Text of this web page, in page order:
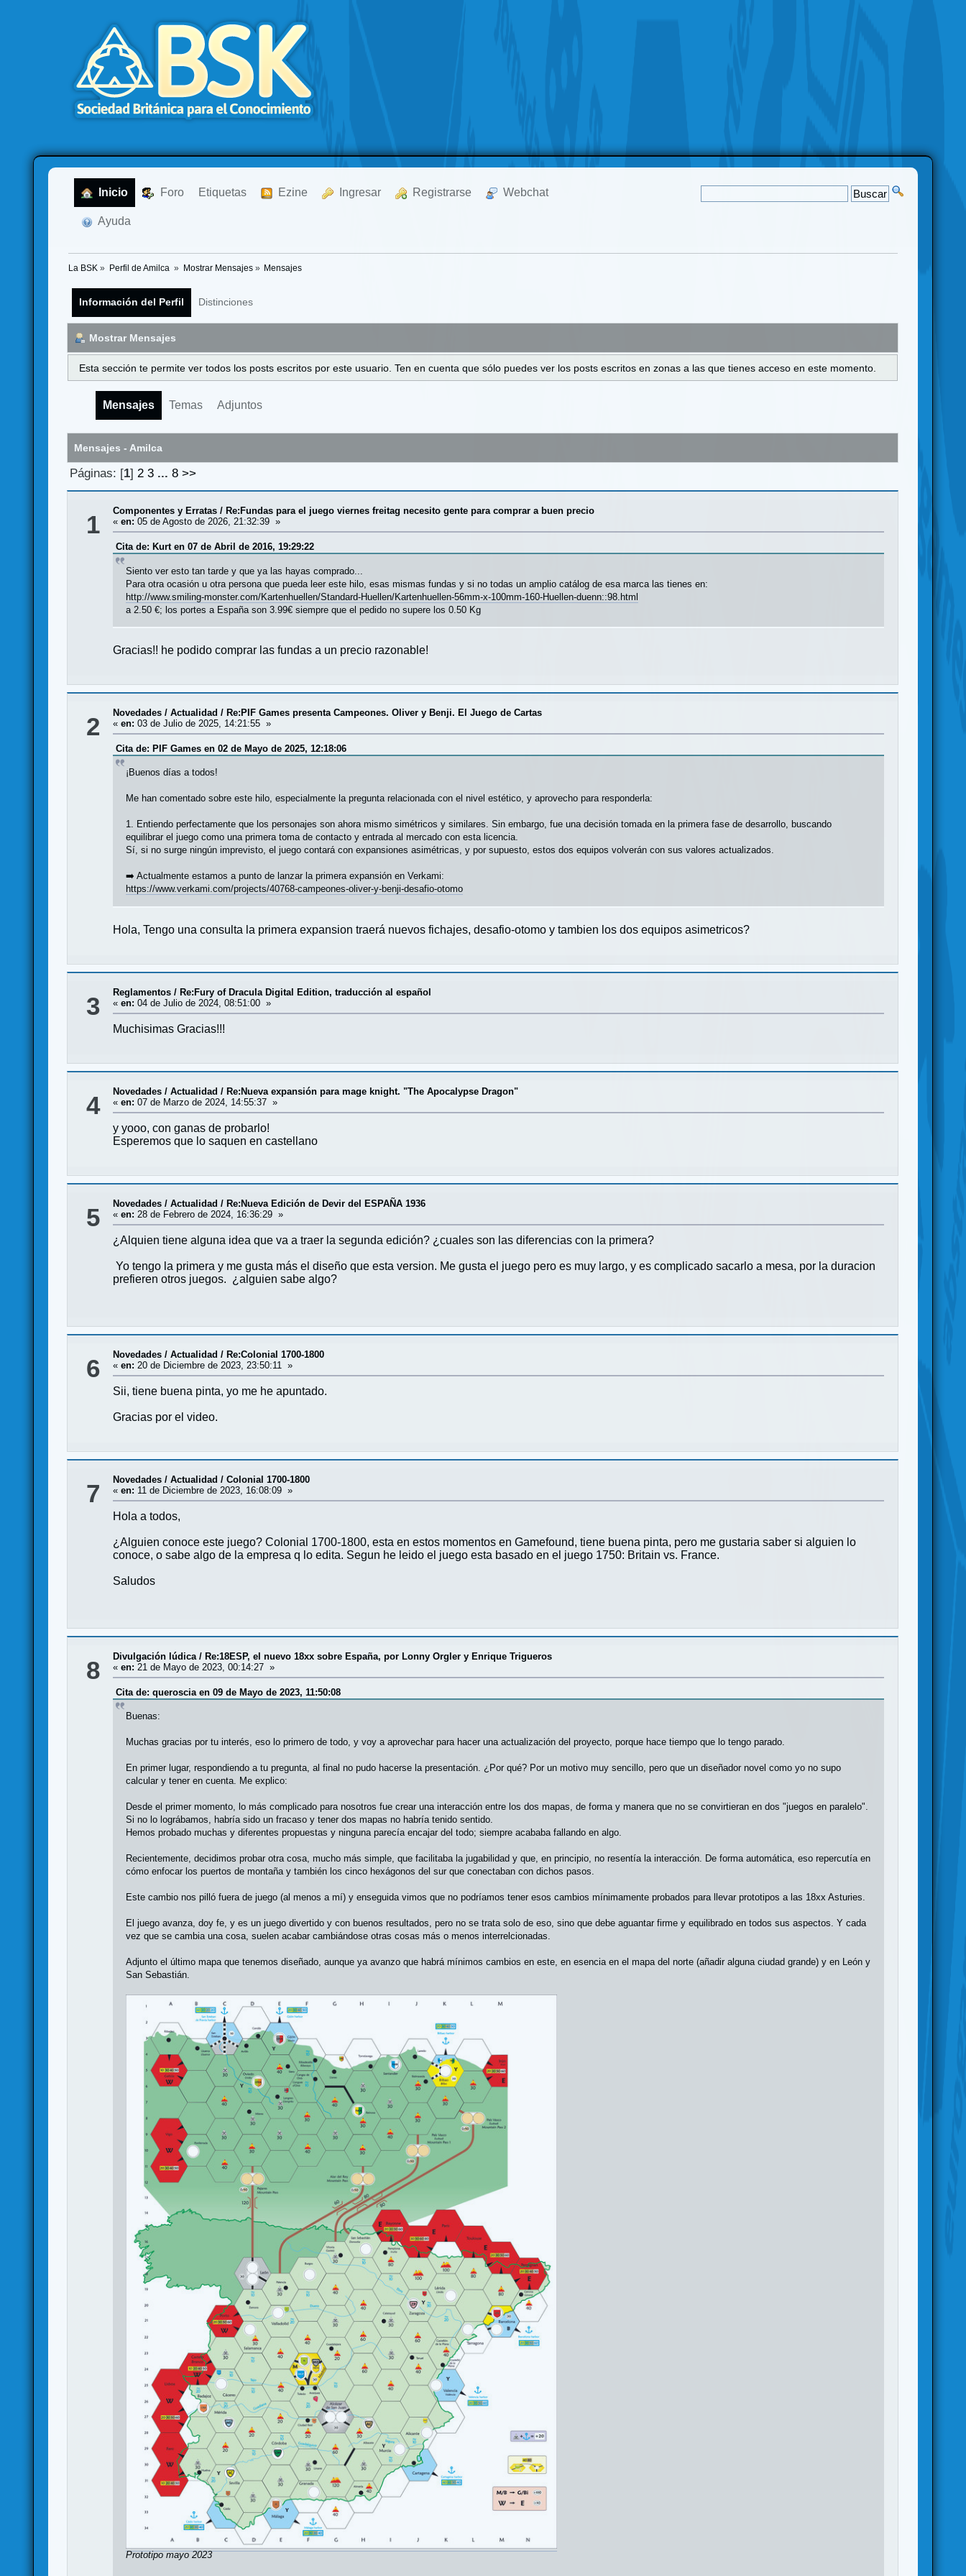
Inicio Foro Etiquetas Ezine Ingresar Registrarse Webchat
Ayuda
La BSK » Perfil de Amilca » Mostrar Mensajes» Mensajes
Información del Perfil Distinciones
Mostrar Mensajes
Esta sección te permite ver todos los posts escritos por este usuario. Ten en cuenta que sólo puedes ver los posts escritos en zonas a las que tienes acceso en este momento.
Mensajes Temas Adjuntos
Mensajes - Amilca
Páginas: [1] 2 3 ... 8 >>
1 Componentes y Erratas / Re:Fundas para el juego viernes freitag necesito gente para comprar a buen precio
«en: 05 de Agosto de 2026, 21:32:39 »
Cita de: Kurt en 07 de Abril de 2016, 19:29:22
Siento ver esto tan tarde y que ya las hayas comprado...
Para otra ocasión u otra persona que pueda leer este hilo, esas mismas fundas y si no todas un amplio catálog de esa marca las tienes en:
http://www.smiling-monster.com/Kartenhuellen/Standard-Huellen/Kartenhuellen-56mm-x-100mm-160-Huellen-duenn::98.html
a 2.50 €; los portes a España son 3.99€ siempre que el pedido no supere los 0.50 Kg
Gracias!! he podido comprar las fundas a un precio razonable!
2 Novedades / Actualidad / Re:PIF Games presenta Campeones. Oliver y Benji. El Juego de Cartas
«en: 03 de Julio de 2025, 14:21:55 »
Cita de: PIF Games en 02 de Mayo de 2025, 12:18:06
¡Buenos días a todos!
Me han comentado sobre este hilo, especialmente la pregunta relacionada con el nivel estético, y aprovecho para responderla:
1. Entiendo perfectamente que los personajes son ahora mismo simétricos y similares. Sin embargo, fue una decisión tomada en la primera fase de desarrollo, buscando
equilibrar el juego como una primera toma de contacto y entrada al mercado con esta licencia.
Sí, si no surge ningún imprevisto, el juego contará con expansiones asimétricas, y por supuesto, estos dos equipos volverán con sus valores actualizados.
➡️ Actualmente estamos a punto de lanzar la primera expansión en Verkami:
https://www.verkami.com/projects/40768-campeones-oliver-y-benji-desafio-otomo
Hola, Tengo una consulta la primera expansion traerá nuevos fichajes, desafio-otomo y tambien los dos equipos asimetricos?
3 Reglamentos /Re:Fury of Dracula Digital Edition, traducción al español
«en: 04 de Julio de 2024, 08:51:00 »
Muchisimas Gracias!!!
4 Novedades / Actualidad /Re:Nueva expansión para mage knight. "The Apocalypse Dragon"
«en: 07 de Marzo de 2024, 14:55:37 »
y yooo, con ganas de probarlo!
Esperemos que lo saquen en castellano
5 Novedades / Actualidad /Re:Nueva Edición de Devir del ESPAÑA 1936
«en: 28 de Febrero de 2024, 16:36:29 »
¿Alquien tiene alguna idea que va a traer la segunda edición? ¿cuales son las diferencias con la primera?
Yo tengo la primera y me gusta más el diseño que esta version. Me gusta el juego pero es muy largo, y es complicado sacarlo a mesa, por la duracion
prefieren otros juegos. ¿alguien sabe algo?
6 Novedades / Actualidad /Re:Colonial 1700-1800
«en: 20 de Diciembre de 2023, 23:50:11 »
Sii, tiene buena pinta, yo me he apuntado.
Gracias por el video.
7 Novedades / Actualidad /Colonial 1700-1800
«en: 11 de Diciembre de 2023, 16:08:09 »
Hola a todos,
¿Alguien conoce este juego? Colonial 1700-1800, esta en estos momentos en Gamefound, tiene buena pinta, pero me gustaria saber si alguien lo
conoce, o sabe algo de la empresa q lo edita. Segun he leido el juego esta basado en el juego 1750: Britain vs. France.
Saludos
8 Divulgación lúdica /Re:18ESP, el nuevo 18xx sobre España, por Lonny Orgler y Enrique Trigueros
«en: 21 de Mayo de 2023, 00:14:27 »
Cita de: queroscia en 09 de Mayo de 2023, 11:50:08
Buenas:
Muchas gracias por tu interés, eso lo primero de todo, y voy a aprovechar para hacer una actualización del proyecto, porque hace tiempo que lo tengo parado.
En primer lugar, respondiendo a tu pregunta, al final no pudo hacerse la presentación. ¿Por qué? Por un motivo muy sencillo, pero que un diseñador novel como yo no supo
calcular y tener en cuenta. Me explico:
Desde el primer momento, lo más complicado para nosotros fue crear una interacción entre los dos mapas, de forma y manera que no se convirtieran en dos "juegos en paralelo".
Si no lo lográbamos, habría sido un fracaso y tener dos mapas no habría tenido sentido.
Hemos probado muchas y diferentes propuestas y ninguna parecía encajar del todo; siempre acababa fallando en algo.
Recientemente, decidimos probar otra cosa, mucho más simple, que facilitaba la jugabilidad y que, en principio, no resentía la interacción. De forma automática, eso repercutía en
cómo enfocar los puertos de montaña y también los cinco hexágonos del sur que conectaban con dichos pasos.
Este cambio nos pilló fuera de juego (al menos a mí) y enseguida vimos que no podríamos tener esos cambios mínimamente probados para llevar prototipos a las 18xx Asturies.
El juego avanza, doy fe, y es un juego divertido y con buenos resultados, pero no se trata solo de eso, sino que debe aguantar firme y equilibrado en todos sus aspectos. Y cada
vez que se cambia una cosa, suelen acabar cambiándose otras cosas más o menos interrelcionadas.
Adjunto el último mapa que tenemos diseñado, aunque ya avanzo que habrá mínimos cambios en este, en esencia en el mapa del norte (añadir alguna ciudad grande) y en León y
San Sebastián.
Prototipo mayo 2023